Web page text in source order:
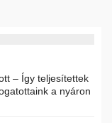
– Így teljesítettek
a nyáron